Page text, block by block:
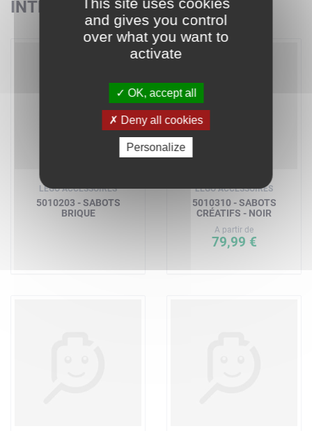
INTÉRESSER
LEGO ACCESSOIRES
5010203 - SABOTS
BRIQUE
LEGO ACCESSOIRES
5010310 - SABOTS
CRÉATIFS - NOIR
A partir de
79,99 €
and gives you control
over what you want to
activate
OK, accept all
Deny all cookies
Personalize